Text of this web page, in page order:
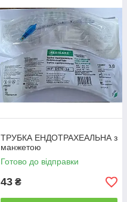
ТРУБКА ЕНДОТРАХЕАЛЬНА з
манжетою
Готово до відправки
43 ₴